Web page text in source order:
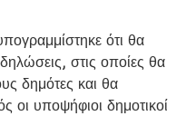
ότι θα
στις οποίες θα
δημότες και θα
οι υποψήφιοι δημοτικοί